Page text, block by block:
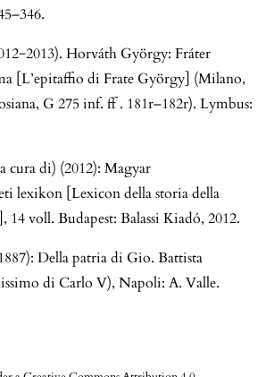
Horváth György: Fráter
[L’epitaffio di Frate György] (Milano,
G 275 inf. ff . 181r–182r). Lymbus:
cura di) (2012): Magyar
lexikon [Lexicon della storia della
14 voll. Budapest: Balassi Kiadó, 2012.
Della patria di Gio. Battista
di Carlo V), Napoli: A. Valle.